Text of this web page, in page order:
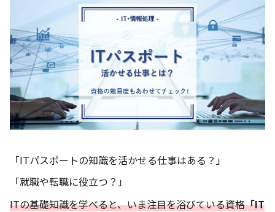
「ITパスポートの知識を活かせる仕事はある？」
「就職や転職に役立つ？」
ITの基礎知識を学べると、いま注目を浴びている資格「IT